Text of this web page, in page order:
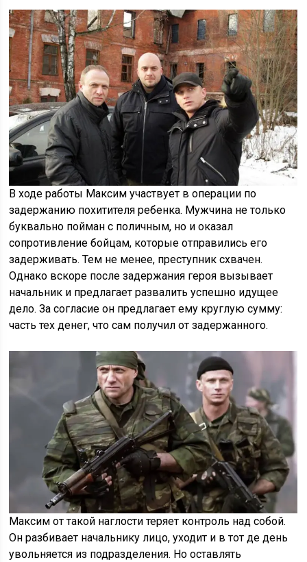
В ходе работы Максим участвует в операции по
задержанию похитителя ребенка. Мужчина не только
буквально пойман с поличным, но и оказал
сопротивление бойцам, которые отправились его
задерживать. Тем не менее, преступник схвачен.
Однако вскоре после задержания героя вызывает
начальник и предлагает развалить успешно идущее
дело. За согласие он предлагает ему круглую сумму:
часть тех денег, что сам получил от задержанного.
Максим от такой наглости теряет контроль над собой.
Он разбивает начальнику лицо, уходит и в тот де день
увольняется из подразделения. Но оставлять